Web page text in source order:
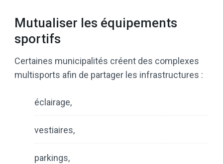
Mutualiser les équipements
sportifs
Certaines municipalités créent des complexes
multisports afin de partager les infrastructures :
éclairage,
vestiaires,
parkings,